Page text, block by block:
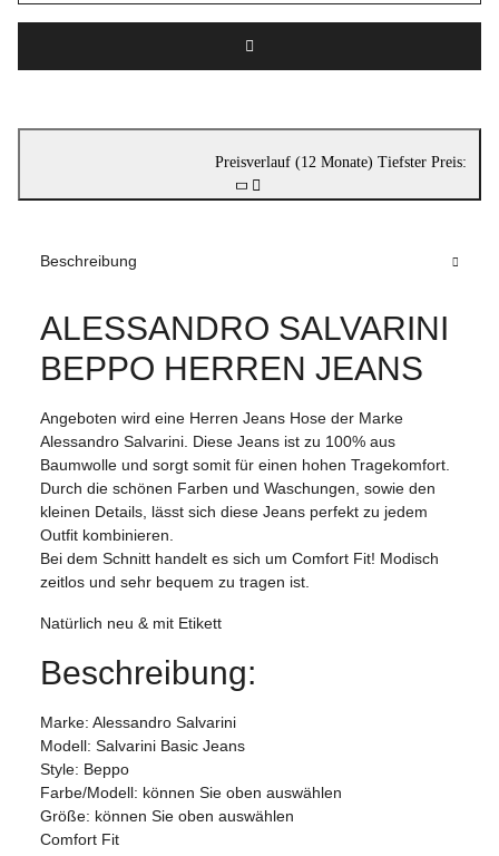
Preisverlauf (12 Monate)
Beschreibung
ALESSANDRO SALVARINI
BEPPO HERREN JEANS
Angeboten wird eine Herren Jeans Hose der Marke
Alessandro Salvarini. Diese Jeans ist zu 100% aus
Baumwolle und sorgt somit für einen hohen Tragekomfort.
Durch die schönen Farben und Waschungen, sowie den
kleinen Details, lässt sich diese Jeans perfekt zu jedem
Outfit kombinieren.
Bei dem Schnitt handelt es sich um Comfort Fit! Modisch
zeitlos und sehr bequem zu tragen ist.
Natürlich neu & mit Etikett
Beschreibung:
Marke: Alessandro Salvarini
Modell: Salvarini Basic Jeans
Style: Beppo
Farbe/Modell: können Sie oben auswählen
Größe: können Sie oben auswählen
Comfort Fit